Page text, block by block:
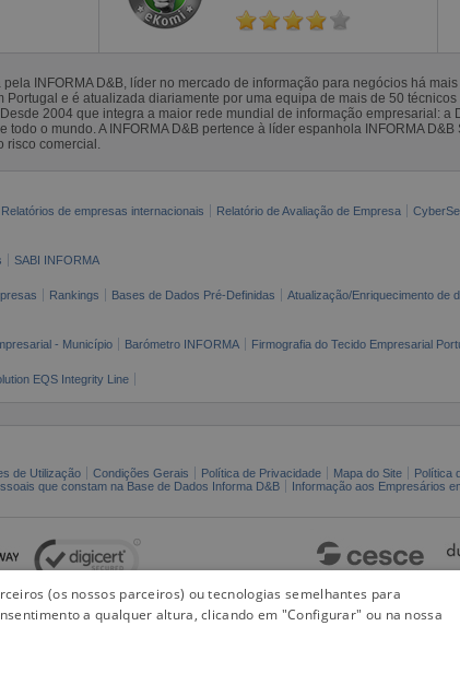
INFORMA D&B, líder no mercado de informação para negócios há
Portugal e é atualizada diariamente por uma equipa de mais de 50
2004 que integra a maior rede mundial de informação empresarial: a
o mundo. A INFORMA D&B pertence à líder espanhola INFORMA D&B
comercial.
Relatórios de empresas internacionais Relatório de Avaliação de Empresa
SABI INFORMA
Rankings Bases de Dados Pré-Definidas Atualização/Enriquecimento de
- Município Barómetro INFORMA Firmografia do Tecido Empresarial
EQS Integrity Line
de Utilização Condições Gerais Política de Privacidade Mapa do Site Política
que constam na Base de Dados Informa D&B
Informação aos Empresários
(os nossos parceiros) ou tecnologias semelhantes para
a qualquer altura, clicando em "Configurar" ou na nossa